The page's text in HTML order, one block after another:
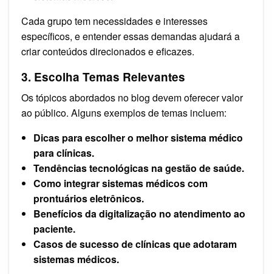
Cada grupo tem necessidades e interesses
específicos, e entender essas demandas ajudará a
criar conteúdos direcionados e eficazes.
3. Escolha Temas Relevantes
Os tópicos abordados no blog devem oferecer valor
ao público. Alguns exemplos de temas incluem:
Dicas para escolher o melhor sistema médico
para clínicas.
Tendências tecnológicas na gestão de saúde.
Como integrar sistemas médicos com
prontuários eletrônicos.
Benefícios da digitalização no atendimento ao
paciente.
Casos de sucesso de clínicas que adotaram
sistemas médicos.